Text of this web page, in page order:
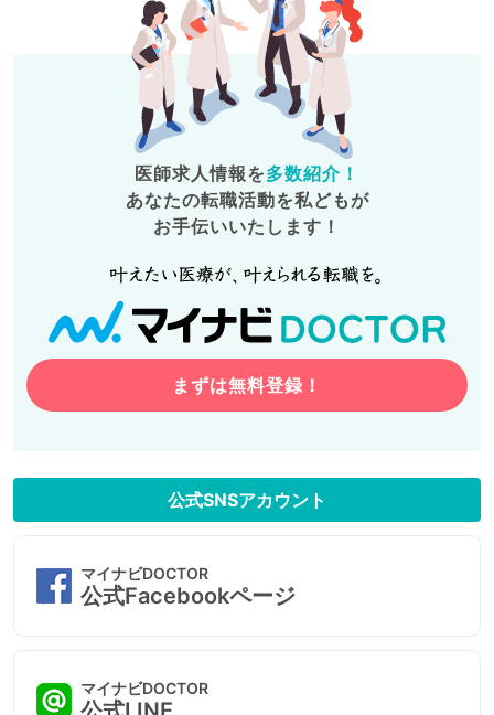
医師求人情報を多数紹介！
あなたの転職活動を私どもが
お手伝いいたします！
まずは無料登録！
公式SNSアカウント
マイナビDOCTOR
公式Facebookページ
マイナビDOCTOR